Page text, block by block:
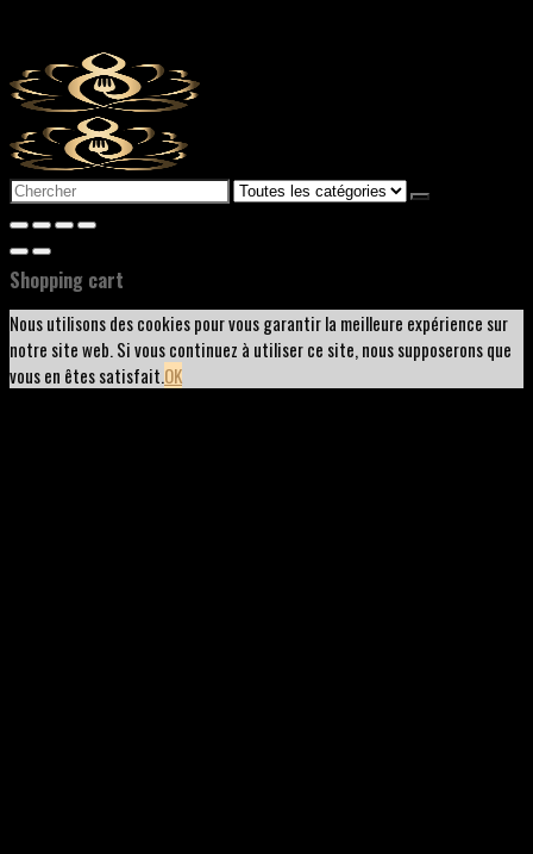
Search
Shopping cart
Nous utilisons des cookies pour vous garantir la meilleure expérience sur
notre site web. Si vous continuez à utiliser ce site, nous supposerons que
vous en êtes satisfait.OK